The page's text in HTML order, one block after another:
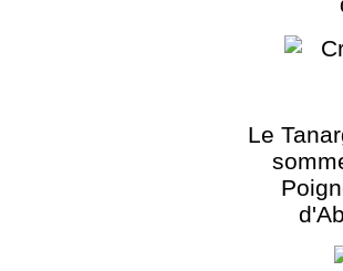
Le